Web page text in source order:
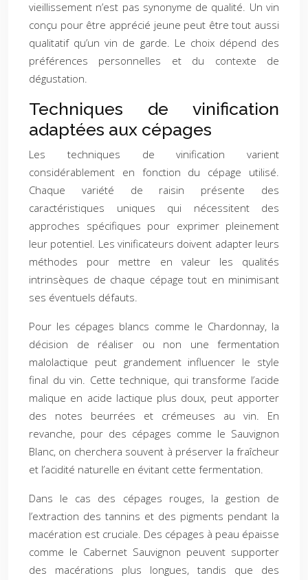
vieillissement n’est pas synonyme de qualité. Un vin
conçu pour être apprécié jeune peut être tout aussi
qualitatif qu’un vin de garde. Le choix dépend des
préférences personnelles et du contexte de
dégustation.
Techniques de vinification
adaptées aux cépages
Les techniques de vinification varient
considérablement en fonction du cépage utilisé.
Chaque variété de raisin présente des
caractéristiques uniques qui nécessitent des
approches spécifiques pour exprimer pleinement
leur potentiel. Les vinificateurs doivent adapter leurs
méthodes pour mettre en valeur les qualités
intrinsèques de chaque cépage tout en minimisant
ses éventuels défauts.
Pour les cépages blancs comme le Chardonnay, la
décision de réaliser ou non une fermentation
malolactique peut grandement influencer le style
final du vin. Cette technique, qui transforme l’acide
malique en acide lactique plus doux, peut apporter
des notes beurrées et crémeuses au vin. En
revanche, pour des cépages comme le Sauvignon
Blanc, on cherchera souvent à préserver la fraîcheur
et l’acidité naturelle en évitant cette fermentation.
Dans le cas des cépages rouges, la gestion de
l’extraction des tannins et des pigments pendant la
macération est cruciale. Des cépages à peau épaisse
comme le Cabernet Sauvignon peuvent supporter
des macérations plus longues, tandis que des